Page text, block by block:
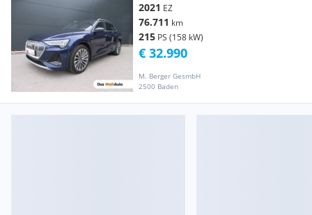
2021 EZ
76.711 km
215 PS (158 kW)
M. Berger GesmbH
2500 Baden
€ 32.990